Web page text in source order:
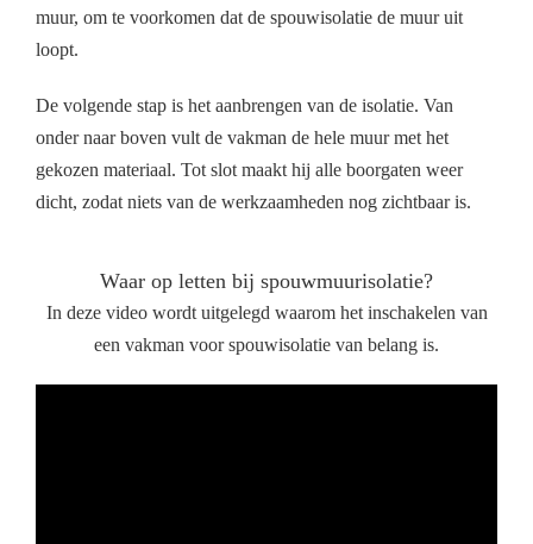
muur, om te voorkomen dat de spouwisolatie de muur uit
loopt.
De volgende stap is het aanbrengen van de isolatie. Van
onder naar boven vult de vakman de hele muur met het
gekozen materiaal. Tot slot maakt hij alle boorgaten weer
dicht, zodat niets van de werkzaamheden nog zichtbaar is.
Waar op letten bij spouwmuurisolatie?
In deze video wordt uitgelegd waarom het inschakelen van
een vakman voor spouwisolatie van belang is.